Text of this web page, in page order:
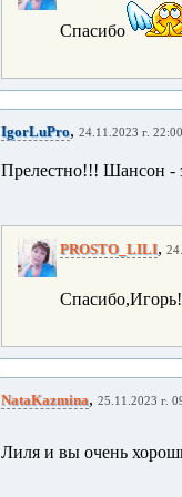
Спасибо
IgorLuPro, 24.11.2023 г. 22:00
Прелестно!!! Шансон
PROSTO_LILI,
Спасибо,Игорь!
NataKazmina, 25.11.2023 г.
Лиля и вы очень